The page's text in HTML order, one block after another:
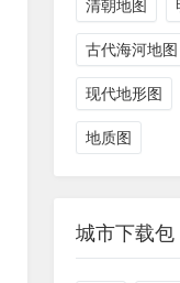
清朝地图
古代海河地图
现代地形图
地质图
城市下载包